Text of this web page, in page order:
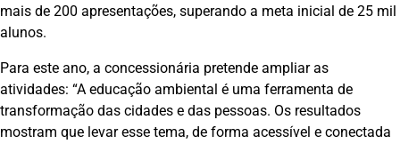
mais de 200 apresentações, superando a meta inicial de 25 mil
alunos.
Para este ano, a concessionária pretende ampliar as
atividades: “A educação ambiental é uma ferramenta de
transformação das cidades e das pessoas. Os resultados
mostram que levar esse tema, de forma acessível e conectada